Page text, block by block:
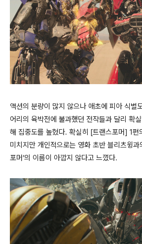
액션의 분량이 많지 않으나 애초에 피아 식별
어리의 육박전에 불과했던 전작들과 달리 확
해 집중도를 높혔다. 확실히 [트랜스포머] 1편
미치지만 개인적으로는 영화 초반 블리츠윙과
포머’의 이름이 아깝지 않다고 느꼈다.